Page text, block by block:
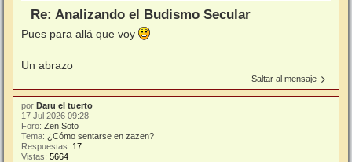
Re: Analizando el Budismo Secular
Pues para allá que voy
Un abrazo
Saltar al mensaje
por Daru el tuerto
17 Jul 2026 09:28
Foro: Zen Soto
Tema: ¿Cómo sentarse en zazen?
Respuestas: 17
Vistas: 5664